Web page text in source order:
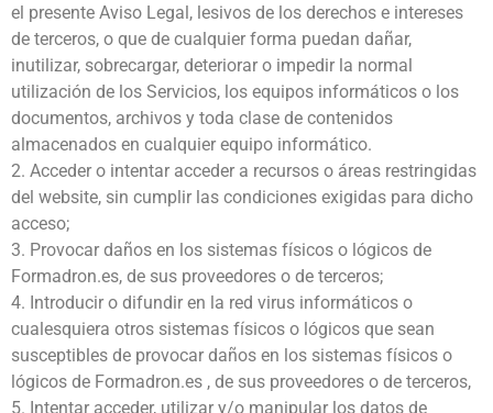
el presente Aviso Legal, lesivos de los derechos e intereses
de terceros, o que de cualquier forma puedan dañar,
inutilizar, sobrecargar, deteriorar o impedir la normal
utilización de los Servicios, los equipos informáticos o los
documentos, archivos y toda clase de contenidos
almacenados en cualquier equipo informático.
2. Acceder o intentar acceder a recursos o áreas restringidas
del website, sin cumplir las condiciones exigidas para dicho
acceso;
3. Provocar daños en los sistemas físicos o lógicos de
Formadron.es, de sus proveedores o de terceros;
4. Introducir o difundir en la red virus informáticos o
cualesquiera otros sistemas físicos o lógicos que sean
susceptibles de provocar daños en los sistemas físicos o
lógicos de Formadron.es , de sus proveedores o de terceros,
5. Intentar acceder, utilizar y/o manipular los datos de